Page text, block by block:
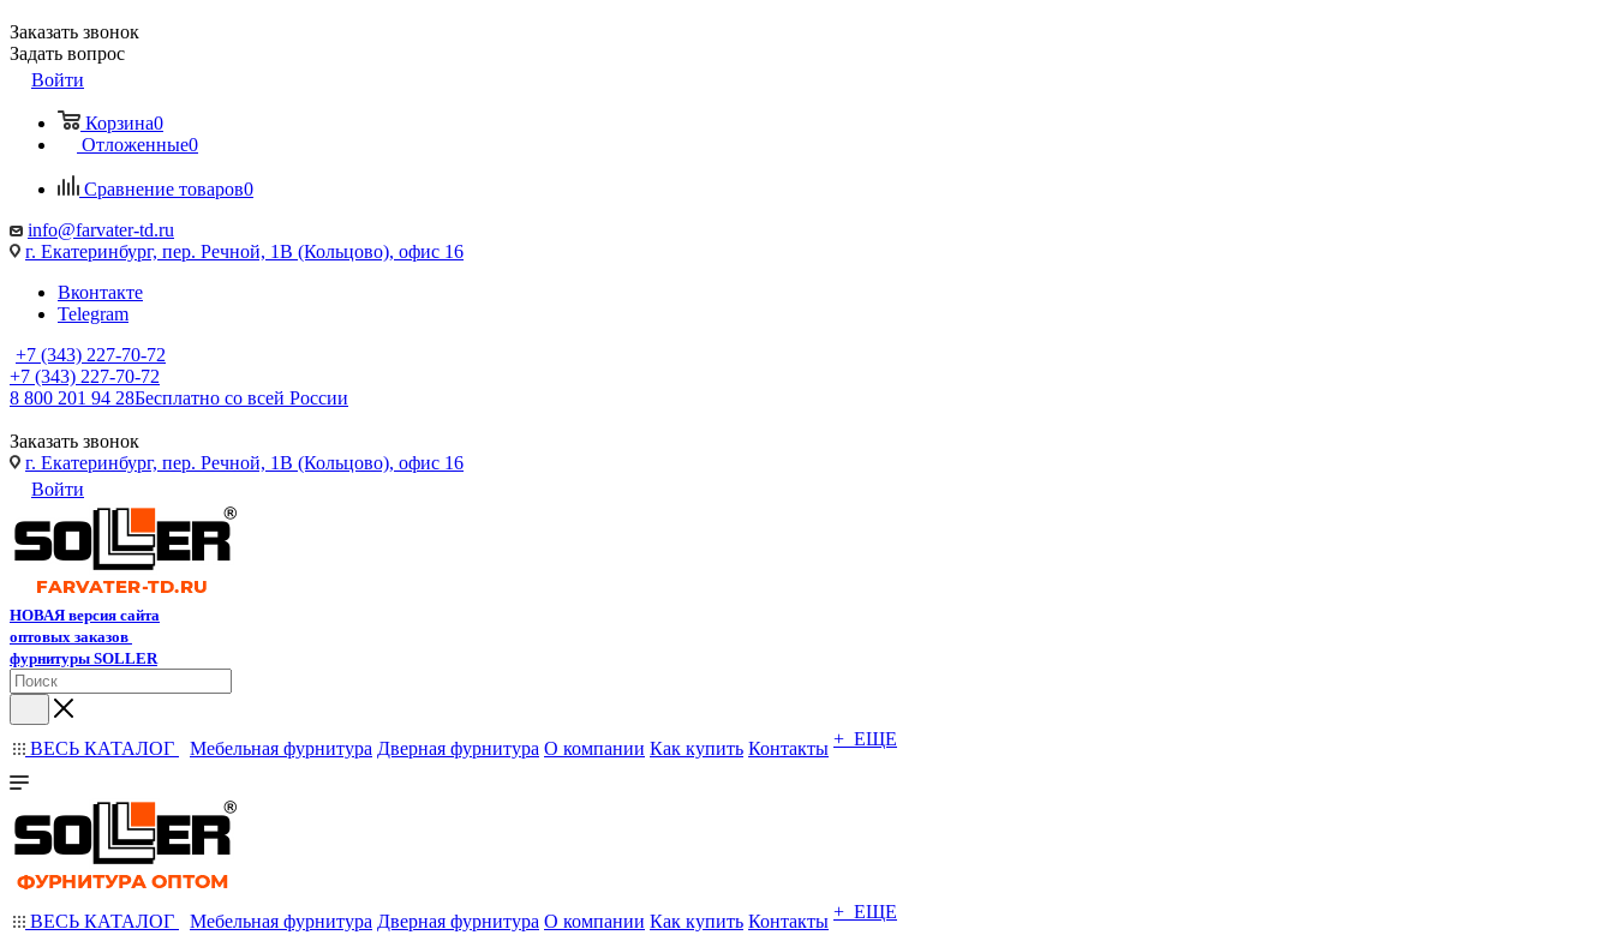
Заказать звонок
Задать вопрос
Войти
Корзина0
Отложенные0
Сравнение товаров0
info@farvater-td.ru
г. Екатеринбург, пер. Речной, 1В (Кольцово), офис 16
Вконтакте
Telegram
+7 (343) 227-70-72
+7 (343) 227-70-72
8 800 201 94 28Бесплатно со всей России
Заказать звонок
г. Екатеринбург, пер. Речной, 1В (Кольцово), офис 16
Войти
НОВАЯ версия сайта
оптовых заказов
фурнитуры SOLLER
ВЕСЬ КАТАЛОГ Мебельная фурнитура Дверная фурнитура О компании Как купить Контакты + ЕЩЕ
ВЕСЬ КАТАЛОГ Мебельная фурнитура Дверная фурнитура О компании Как купить Контакты + ЕЩЕ